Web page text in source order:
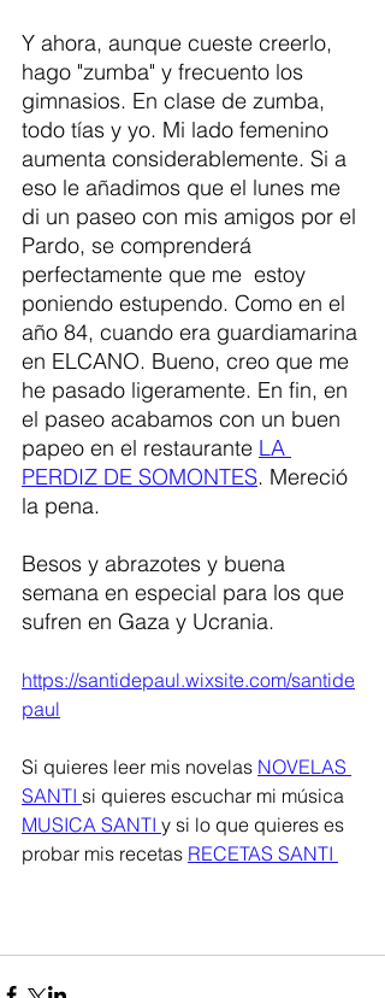
Y ahora, aunque cueste creerlo,
hago "zumba" y frecuento los
gimnasios. En clase de zumba,
todo tías y yo. Mi lado femenino
aumenta considerablemente. Si a
eso le añadimos que el lunes me
di un paseo con mis amigos por el
Pardo, se comprenderá
perfectamente que me  estoy
poniendo estupendo. Como en el
año 84, cuando era guardiamarina
en ELCANO. Bueno, creo que me
he pasado ligeramente. En fin, en
el paseo acabamos con un buen
papeo en el restaurante LA
PERDIZ DE SOMONTES. Mereció
la pena.
Besos y abrazotes y buena
semana en especial para los que
sufren en Gaza y Ucrania.
https://santidepaul.wixsite.com/santide
paul
Si quieres leer mis novelas NOVELAS
SANTI si quieres escuchar mi música
MUSICA SANTI y si lo que quieres es
probar mis recetas RECETAS SANTI